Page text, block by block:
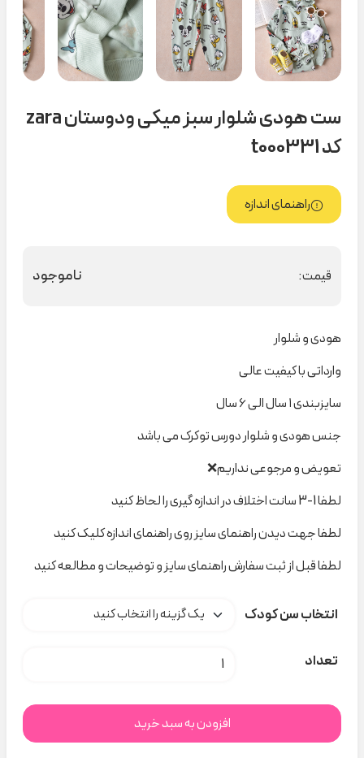
ست هودی شلوار سبز میکی ودوستان zara
کد t000331
راهنمای اندازه
قیمت: ناموجود
هودی و شلوار
وارداتی با کیفیت عالی
سایزبندی ۱ سال الی ۶ سال
جنس هودی و شلوار دورس توکرک می باشد
تعویض و مرجوعی نداریم❌
لطفا 1-3 سانت اختلاف در اندازه گیری را لحاظ کنید
لطفا جهت دیدن راهنمای سایز روی راهنمای اندازه کلیک کنید
لطفا قبل از ثبت سفارش راهنمای سایز و توضیحات و مطالعه کنید
انتخاب سن کودک
تعداد ست هودی شلوار سبز میکی ودوستان zara کد t000331 عدد
افزودن به سبد خرید